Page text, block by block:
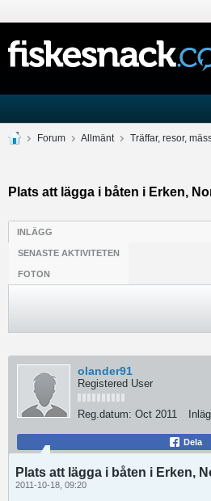
Forum Allmänt Träffar, resor,
Plats att lägga i båten i Erken,
INLÄGG
SENASTE AKTIVITETEN
FOTON
olander91
Registered User
Reg.datum: Oct 2011
Dela
Plats att lägga i båten i Erken,
2011-10-18, 09:20